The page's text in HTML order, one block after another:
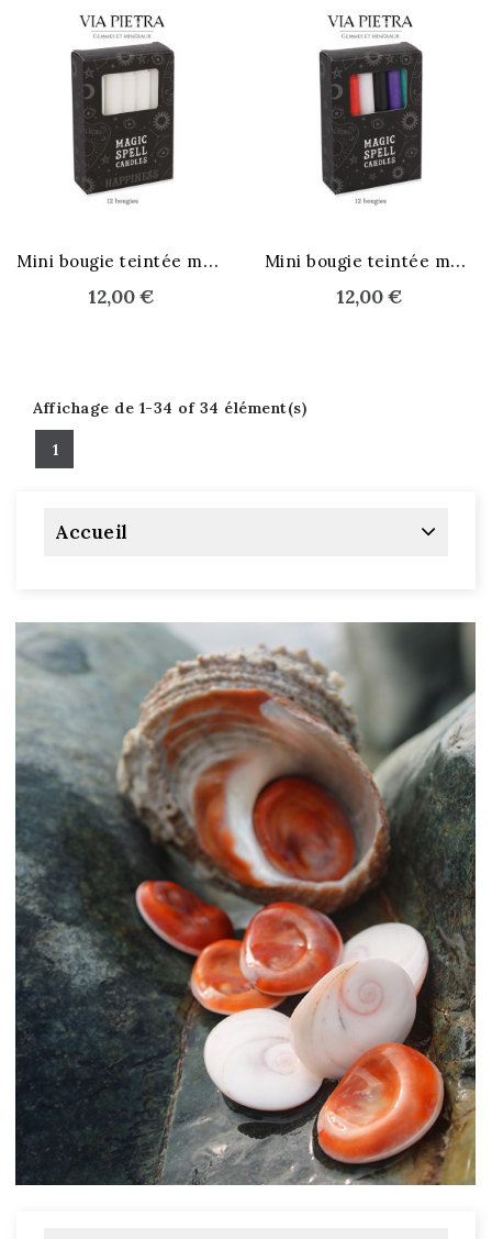
M
ini bougie teintée masse - blanc
12,00 €
M
ini bougie teintée masse - multi
12,00 €
Affichage de 1-34 of 34 élément(s)
1
Accueil